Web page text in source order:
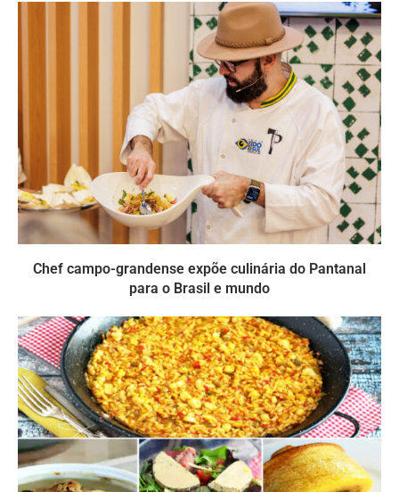
Chef campo-grandense expõe culinária do Pantanal
para o Brasil e mundo